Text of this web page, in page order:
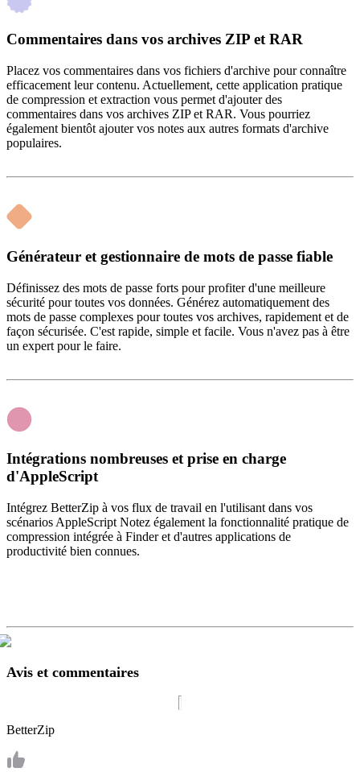
Commentaires dans vos archives ZIP et RAR
Placez vos commentaires dans vos fichiers d'archive pour connaître
efficacement leur contenu. Actuellement, cette application pratique
de compression et extraction vous permet d'ajouter des
commentaires dans vos archives ZIP et RAR. Vous pourriez
également bientôt ajouter vos notes aux autres formats d'archive
populaires.
Générateur et gestionnaire de mots de passe fiable
Définissez des mots de passe forts pour profiter d'une meilleure
sécurité pour toutes vos données. Générez automatiquement des
mots de passe complexes pour toutes vos archives, rapidement et de
façon sécurisée. C'est rapide, simple et facile. Vous n'avez pas à être
un expert pour le faire.
Intégrations nombreuses et prise en charge
d'AppleScript
Intégrez BetterZip à vos flux de travail en l'utilisant dans vos
scénarios AppleScript Notez également la fonctionnalité pratique de
compression intégrée à Finder et d'autres applications de
productivité bien connues.
Avis et commentaires
BetterZip